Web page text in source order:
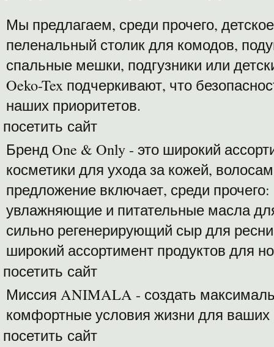
Мы предлагаем, среди прочего,
пеленальный столик для комодов,
спальные мешки, подгузники или
Oeko-Tex подчеркивают, что
наших приоритетов.
посетить сайт
Бренд One & Only - это широкий
косметики для ухода за кожей,
предложение включает, среди
увлажняющие и питательные масла
сильно регенерирующий сыр для
широкий ассортимент продуктов для
посетить сайт
Миссия ANIMALA - создать
комфортные условия жизни для ваших
посетить сайт